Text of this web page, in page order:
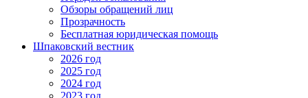
Обзоры обращений лиц
Прозрачность
Бесплатная юридическая помощь
Шпаковский вестник
2026 год
2025 год
2024 год